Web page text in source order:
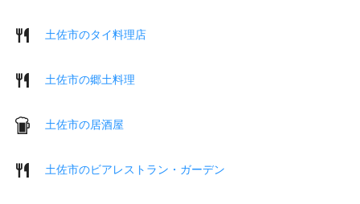
土佐市のタイ料理店
土佐市の郷土料理
土佐市の居酒屋
土佐市のビアレストラン・ガーデン